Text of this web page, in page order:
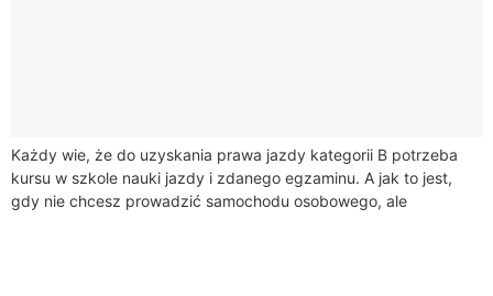
Każdy wie, że do uzyskania prawa jazdy kategorii B potrzeba
kursu w szkole nauki jazdy i zdanego egzaminu. A jak to jest,
gdy nie chcesz prowadzić samochodu osobowego, ale